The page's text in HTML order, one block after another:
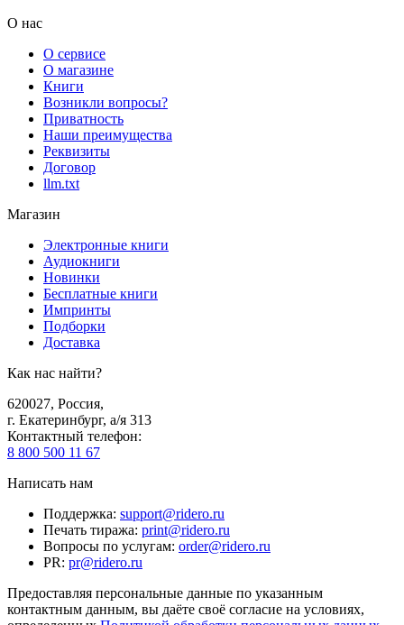
О нас
О сервисе
О магазине
Книги
Возникли вопросы?
Приватность
Наши преимущества
Реквизиты
Договор
llm.txt
Магазин
Электронные книги
Аудиокниги
Новинки
Бесплатные книги
Импринты
Подборки
Доставка
Как нас найти?
620027, Россия,
г. Екатеринбург, а/я 313
Контактный телефон:
8 800 500 11 67
Написать нам
Поддержка: support@ridero.ru
Печать тиража: print@ridero.ru
Вопросы по услугам: order@ridero.ru
PR: pr@ridero.ru
Предоставляя персональные данные по указанным
контактным данным, вы даёте своё согласие на условиях,